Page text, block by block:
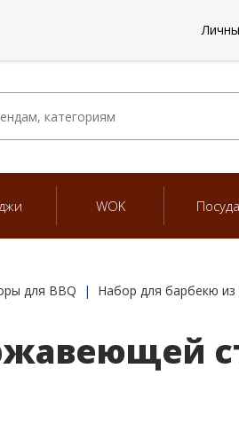
WOK Посуда
для BBQ Набор для барбекю